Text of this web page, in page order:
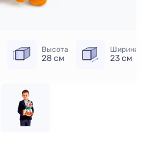
Высота
28 см
Ширина
23 см